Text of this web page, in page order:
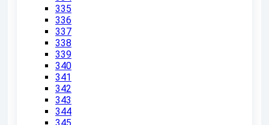
335
336
337
338
339
340
341
342
343
344